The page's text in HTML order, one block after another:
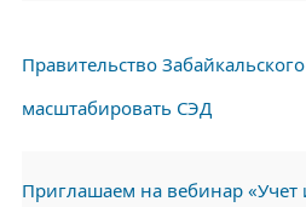
Правительство
масштабировать СЭД
Приглашаем на вебинар «Учет